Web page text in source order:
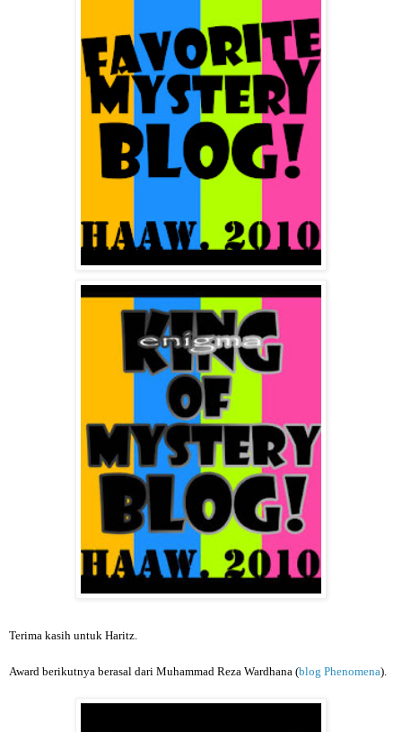
Terima kasih untuk Haritz.
Award berikutnya berasal dari Muhammad Reza Wardhana (blog Phenomena).